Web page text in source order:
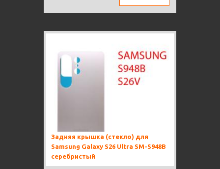
Задняя крышка (стекло) для
Samsung Galaxy S26 Ultra SM-S948B
серебристый